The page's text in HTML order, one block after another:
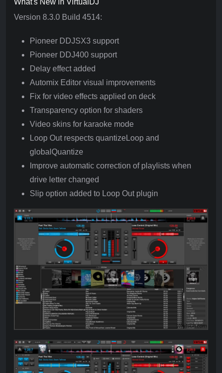
What's New in VirtualDJ
Version 8.3.0 Build 4514:
Pioneer DDJSX3 support
Pioneer DDJ400 support
Delay effect added
Automix Editor visual improvements
Fix for video effects applied on deck
Transparency option for shaders
Video skins for karaoke mode
Loop Out respects quantizeLoop and
globalQuantize
Improve automatic correction of playlists when
drive letter changed
Slip option added to Loop Out plugin